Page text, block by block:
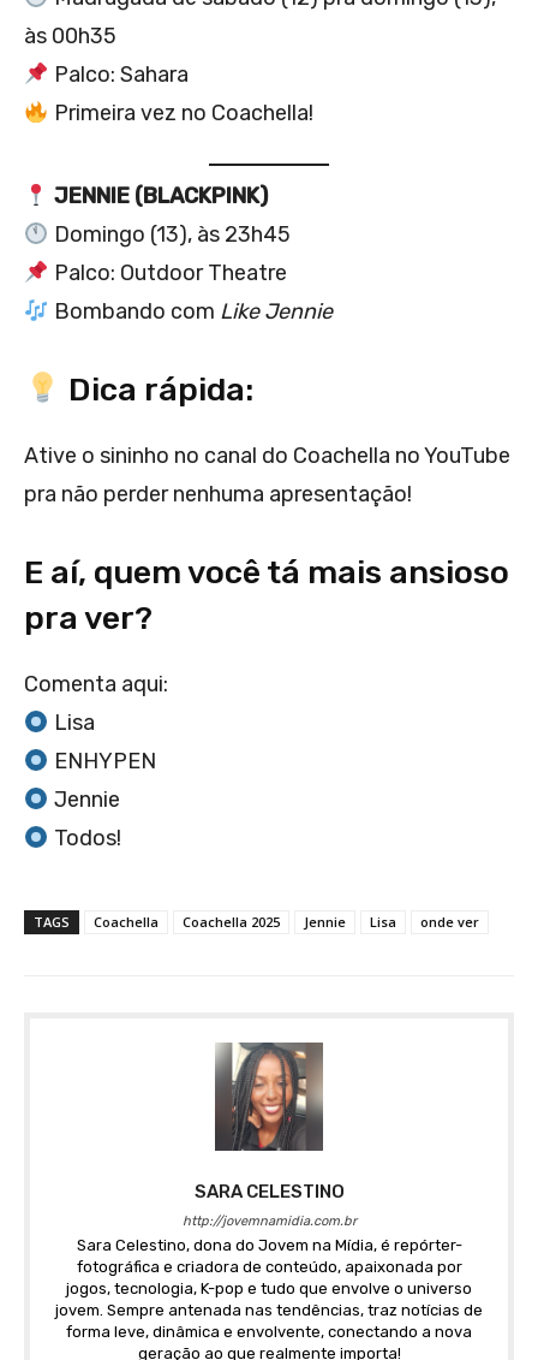
às 00h35
Palco: Sahara
Primeira vez no Coachella!
JENNIE (BLACKPINK)
Domingo (13), às 23h45
Palco: Outdoor Theatre
Bombando com Like Jennie
Dica rápida:
Ative o sininho no canal do Coachella no YouTube
pra não perder nenhuma apresentação!
E aí, quem você tá mais ansioso
pra ver?
Comenta aqui:
Lisa
ENHYPEN
Jennie
Todos!
TAGS Coachella Coachella 2025 Jennie Lisa onde ver
SARA CELESTINO
http://jovemnamidia.com.br
Sara Celestino, dona do Jovem na Mídia, é repórter-
fotográfica e criadora de conteúdo, apaixonada por
jogos, tecnologia, K-pop e tudo que envolve o universo
jovem. Sempre antenada nas tendências, traz notícias de
forma leve, dinâmica e envolvente, conectando a nova
geração ao que realmente importa!